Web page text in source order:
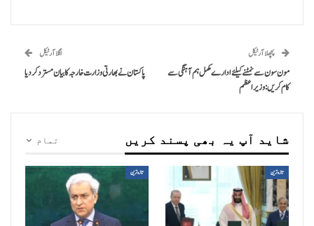
پچھلا آرٹیکل
مون سون سے نمٹنے کیلئے ادارے مکمل ہم آہنگی سے
کام کریں: وزیراعظم
اگلا آرٹیکل
پاکستان نے بھارتی وزارت خارجہ کا بیان مسترد کر دیا
تمام شاید آپ یہ بھی پسند کریں
تازہ ترین تازہ ترین